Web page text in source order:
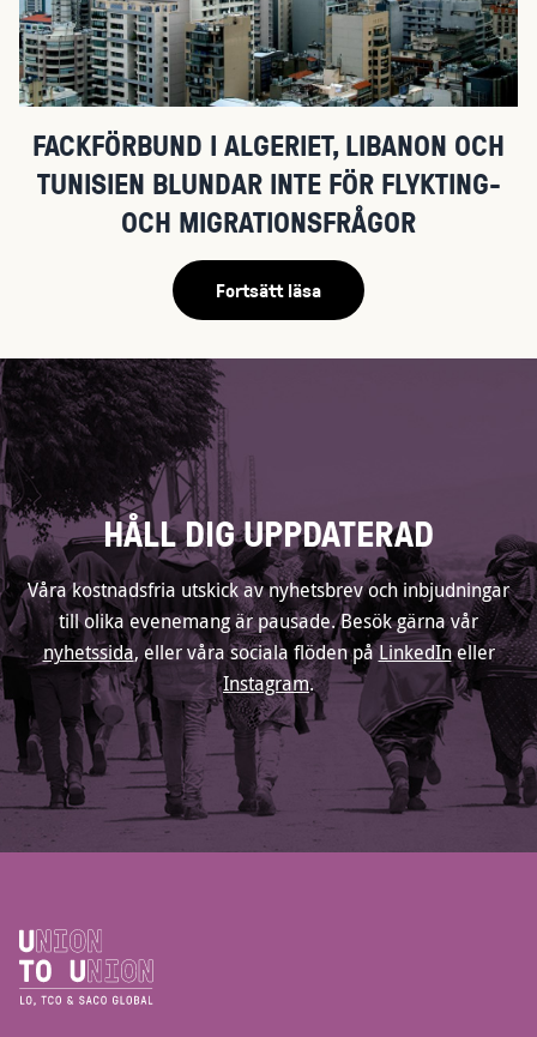
FACKFÖRBUND I ALGERIET, LIBANON OCH
TUNISIEN BLUNDAR INTE FÖR FLYKTING-
OCH MIGRATIONSFRÅGOR
Fortsätt läsa
HÅLL DIG UPPDATERAD
Våra kostnadsfria utskick av nyhetsbrev och inbjudningar
till olika evenemang är pausade. Besök gärna vår
nyhetssida, eller våra sociala flöden påLinkedIneller
Instagram.